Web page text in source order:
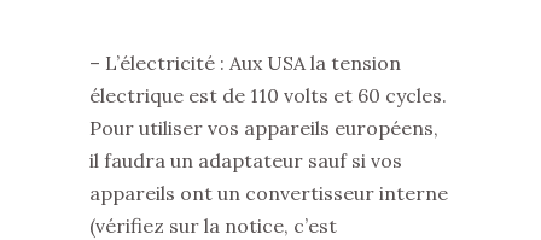
– L’électricité : Aux USA la tension
électrique est de 110 volts et 60 cycles.
Pour utiliser vos appareils européens,
il faudra un adaptateur sauf si vos
appareils ont un convertisseur interne
(vérifiez sur la notice, c’est